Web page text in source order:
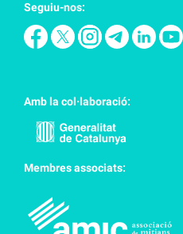
Seguiu-nos:
Amb la col·laboració:
Membres associats: